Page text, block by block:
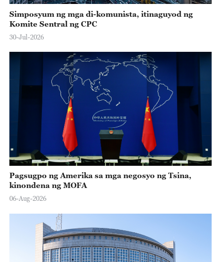
Simposyum ng mga di-komunista, itinaguyod ng
Komite Sentral ng CPC
30-Jul-2026
Pagsugpo ng Amerika sa mga negosyo ng Tsina,
kinondena ng MOFA
06-Aug-2026